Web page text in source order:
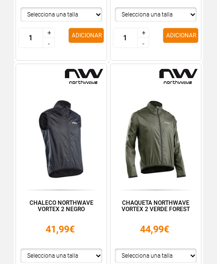
+
-
+
-
ADICIONAR
+
-
+
-
ADICIONAR
CHALECO NORTHWAVE
VORTEX 2 NEGRO
41,99€
CHAQUETA NORTHWAVE
VORTEX 2 VERDE FOREST
44,99€